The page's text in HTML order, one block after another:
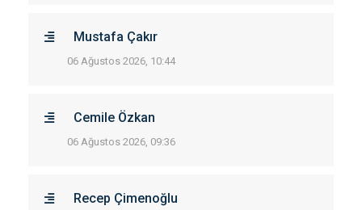
Mustafa Çakır
06 Ağustos 2026, 10:44
Cemile Özkan
06 Ağustos 2026, 09:36
Recep Çimenoğlu